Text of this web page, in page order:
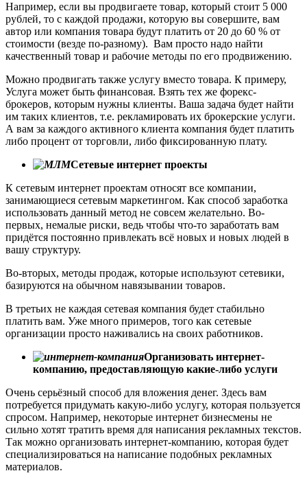
Например, если вы продвигаете товар, который стоит 5 000
рублей, то с каждой продажи, которую вы совершите, вам
автор или компания товара будут платить от 20 до 60 % от
стоимости (везде по-разному). Вам просто надо найти
качественный товар и рабочие методы по его продвижению.
Можно продвигать также услугу вместо товара. К примеру,
Услуга может быть финансовая. Взять тех же форекс-
брокеров, которым нужны клиенты. Ваша задача будет найти
им таких клиентов, т.е. рекламировать их брокерские услуги.
А вам за каждого активного клиента компания будет платить
либо процент от торговли, либо фиксированную плату.
Сетевые интернет проекты
К сетевым интернет проектам относят все компании,
занимающиеся сетевым маркетингом. Как способ заработка
использовать данный метод не совсем желательно. Во-
первых, немалые риски, ведь чтобы что-то заработать вам
придётся постоянно привлекать всё новых и новых людей в
вашу структуру.
Во-вторых, методы продаж, которые используют сетевики,
базируются на обычном навязывании товаров.
В третьих не каждая сетевая компания будет стабильно
платить вам. Уже много примеров, того как сетевые
организации просто наживались на своих работников.
Организовать интернет-
компанию, предоставляющую какие-либо услуги
Очень серьёзный способ для вложения денег. Здесь вам
потребуется придумать какую-либо услугу, которая пользуется
спросом. Например, некоторые интернет бизнесмены не
сильно хотят тратить время для написания рекламных текстов.
Так можно организовать интернет-компанию, которая будет
специализироваться на написание подобных рекламных
материалов.